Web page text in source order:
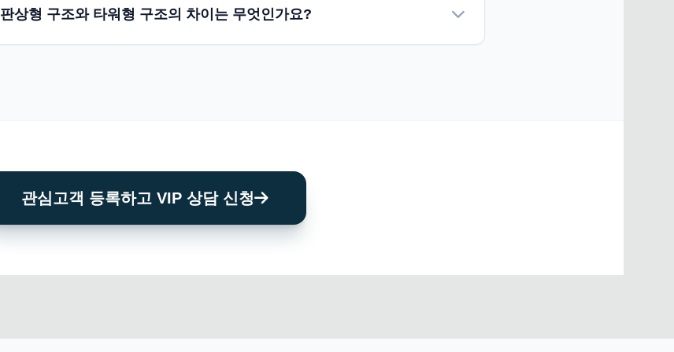
판상형 구조와 타워형 구조의 차이는 무엇인가요?
관심고객 등록하고 VIP 상담 신청